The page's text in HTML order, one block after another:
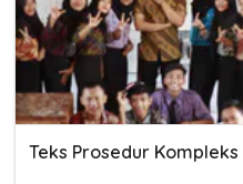
Teks Prosedur Kompleks